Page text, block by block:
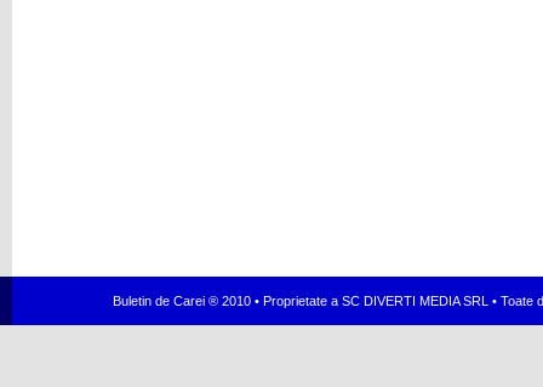
Buletin de Carei ® 2010 • Proprietate a SC DIVERTI MEDIA SRL •